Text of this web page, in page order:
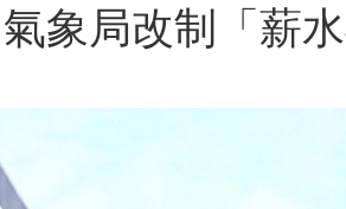
象局改制「薪